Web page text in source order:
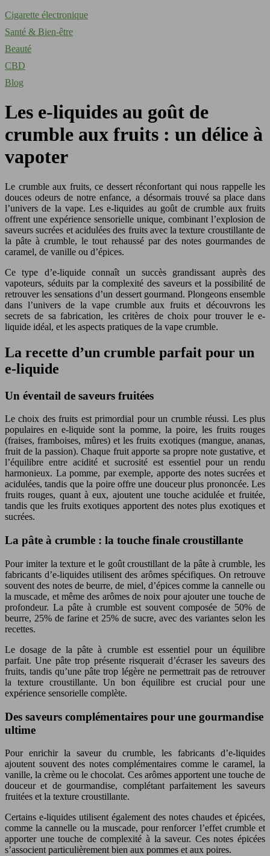
Cigarette électronique
Santé & Bien-être
Beauté
CBD
Blog
Les e-liquides au goût de
crumble aux fruits : un délice à
vapoter
Le crumble aux fruits, ce dessert réconfortant qui nous rappelle les
douces odeurs de notre enfance, a désormais trouvé sa place dans
l’univers de la vape. Les e-liquides au goût de crumble aux fruits
offrent une expérience sensorielle unique, combinant l’explosion de
saveurs sucrées et acidulées des fruits avec la texture croustillante de
la pâte à crumble, le tout rehaussé par des notes gourmandes de
caramel, de vanille ou d’épices.
Ce type d’e-liquide connaît un succès grandissant auprès des
vapoteurs, séduits par la complexité des saveurs et la possibilité de
retrouver les sensations d’un dessert gourmand. Plongeons ensemble
dans l’univers de la vape crumble aux fruits et découvrons les
secrets de sa fabrication, les critères de choix pour trouver le e-
liquide idéal, et les aspects pratiques de la vape crumble.
La recette d’un crumble parfait pour un
e-liquide
Un éventail de saveurs fruitées
Le choix des fruits est primordial pour un crumble réussi. Les plus
populaires en e-liquide sont la pomme, la poire, les fruits rouges
(fraises, framboises, mûres) et les fruits exotiques (mangue, ananas,
fruit de la passion). Chaque fruit apporte sa propre note gustative, et
l’équilibre entre acidité et sucrosité est essentiel pour un rendu
harmonieux. La pomme, par exemple, apporte des notes sucrées et
acidulées, tandis que la poire offre une douceur plus prononcée. Les
fruits rouges, quant à eux, ajoutent une touche acidulée et fruitée,
tandis que les fruits exotiques apportent des notes plus exotiques et
sucrées.
La pâte à crumble : la touche finale croustillante
Pour imiter la texture et le goût croustillant de la pâte à crumble, les
fabricants d’e-liquides utilisent des arômes spécifiques. On retrouve
souvent des notes de beurre, de miel, d’épices comme la cannelle ou
la muscade, et même des arômes de noix pour ajouter une touche de
profondeur. La pâte à crumble est souvent composée de 50% de
beurre, 25% de farine et 25% de sucre, avec des variantes selon les
recettes.
Le dosage de la pâte à crumble est essentiel pour un équilibre
parfait. Une pâte trop présente risquerait d’écraser les saveurs des
fruits, tandis qu’une pâte trop légère ne permettrait pas de retrouver
la texture croustillante. Un bon équilibre est crucial pour une
expérience sensorielle complète.
Des saveurs complémentaires pour une gourmandise
ultime
Pour enrichir la saveur du crumble, les fabricants d’e-liquides
ajoutent souvent des notes complémentaires comme le caramel, la
vanille, la crème ou le chocolat. Ces arômes apportent une touche de
douceur et de gourmandise, complétant parfaitement les saveurs
fruitées et la texture croustillante.
Certains e-liquides utilisent également des notes chaudes et épicées,
comme la cannelle ou la muscade, pour renforcer l’effet crumble et
apporter une touche de complexité à la saveur. Ces notes épicées
s’associent particulièrement bien aux pommes et aux poires.